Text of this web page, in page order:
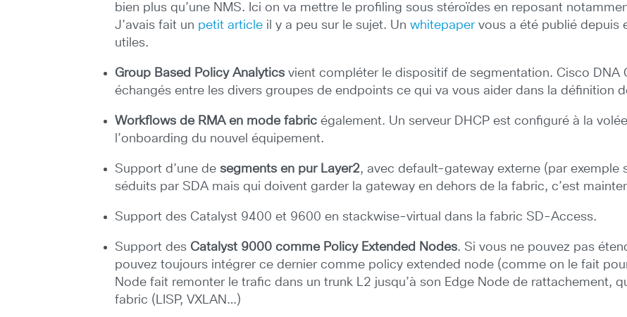
bien plus qu’une NMS. Ici on va mettre le profiling sous stéroïdes en reposant
J’avais fait un petit article il y a peu sur le sujet. Unwhitepapervous a été publié depuis
utiles.
Group Based Policy Analytics vient compléter le dispositif de segmentation. Cisco DNA
échangés entre les divers groupes de endpoints ce qui va vous aider dans la définition
Workflows de RMA en mode fabric également. Un serveur DHCP est configuré à la
l’onboarding du nouvel équipement.
Support d’une desegments en pur Layer2, avec default-gateway externe (par exemple
séduits par SDA mais qui doivent garder la gateway en dehors de la fabric, c’est
Support des Catalyst 9400 et 9600 en stackwise-virtual dans la fabric SD-Access.
Support des Catalyst 9000 comme Policy Extended Nodes. Si vous ne pouvez pas
pouvez toujours intégrer ce dernier comme policy extended node (comme on le fait
Node fait remonter le trafic dans un trunk L2 jusqu’à son Edge Node de rattachement,
fabric (LISP, VXLAN…)